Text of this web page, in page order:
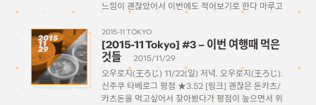
느낌이 괜찮았어서 이번에도 적어보기로 한다 마루고
평점 ★3.97 [링크] 예전에 오사카에서 먹었던 느낌의
고급 돈카츠가 땡겨서 […]
2015
11
29
2015-11 TOKYO
[2015-11 Tokyo] #3 – 이번 여행때 먹은
것들
2015/11/29
오우로지(王ろじ) 11/22(일) 저녁. 오우로지(王ろじ).
신주쿠 타베로그 평점 ★3.52 [링크] 괜찮은 돈카츠/
카츠돈을 먹고싶어서 찾아봤다가 평점이 높으면서 위